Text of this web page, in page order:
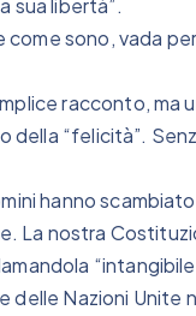
sua libertà”.
sono, vada
racconto,
della “felicità”.
hanno
La nostra
delle Nazioni Unite